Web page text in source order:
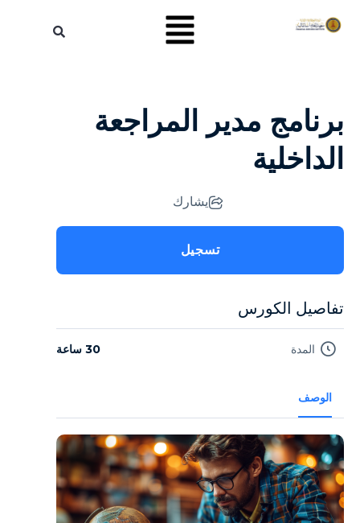
برنامج مدير المراجعة
الداخلية
الوصف
يشارك
تسجيل
تفاصيل الكورس
المدة 30 ساعة